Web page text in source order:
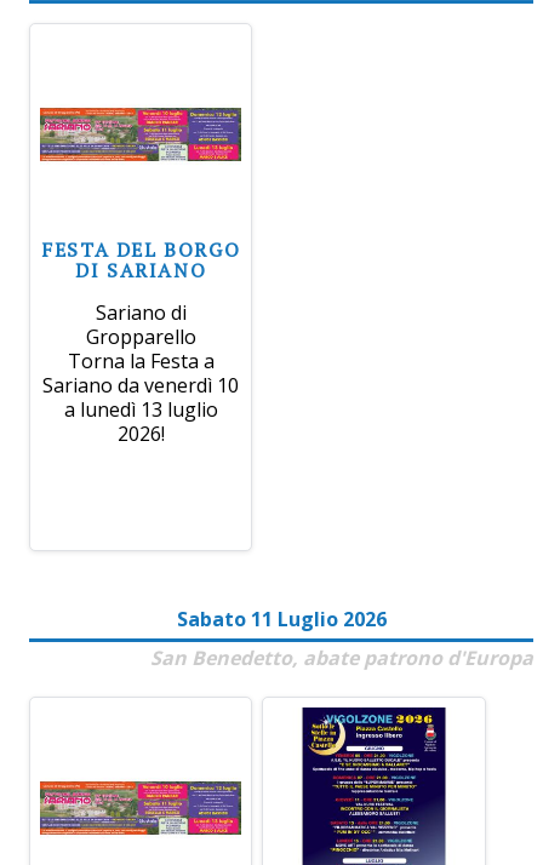
FESTA DEL BORGO
DI SARIANO
Sariano di
Gropparello
Torna la Festa a
Sariano da venerdì 10
a lunedì 13 luglio
2026!
Sabato 11 Luglio 2026
San Benedetto, abate patrono d'Europa